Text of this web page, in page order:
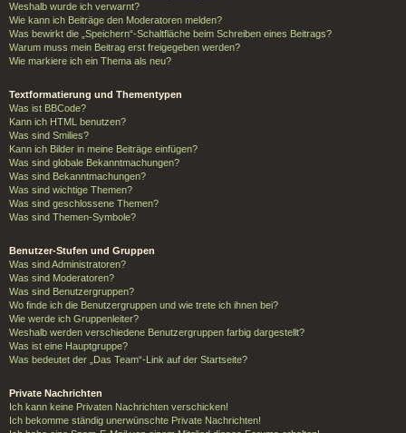
Weshalb wurde ich verwarnt?
Wie kann ich Beiträge den Moderatoren melden?
Was bewirkt die „Speichern“-Schaltfläche beim Schreiben eines Beitrags?
Warum muss mein Beitrag erst freigegeben werden?
Wie markiere ich ein Thema als neu?
Textformatierung und Thementypen
Was ist BBCode?
Kann ich HTML benutzen?
Was sind Smilies?
Kann ich Bilder in meine Beiträge einfügen?
Was sind globale Bekanntmachungen?
Was sind Bekanntmachungen?
Was sind wichtige Themen?
Was sind geschlossene Themen?
Was sind Themen-Symbole?
Benutzer-Stufen und Gruppen
Was sind Administratoren?
Was sind Moderatoren?
Was sind Benutzergruppen?
Wo finde ich die Benutzergruppen und wie trete ich ihnen bei?
Wie werde ich Gruppenleiter?
Weshalb werden verschiedene Benutzergruppen farbig dargestellt?
Was ist eine Hauptgruppe?
Was bedeutet der „Das Team“-Link auf der Startseite?
Private Nachrichten
Ich kann keine Privaten Nachrichten verschicken!
Ich bekomme ständig unerwünschte Private Nachrichten!